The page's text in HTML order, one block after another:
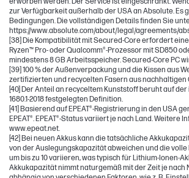
zur Verfügbarkeit außerhalb der USA an Absolute. Es
Bedingungen. Die vollständigen Details finden Sie
https://www.absolute.com/about/legal/agreements/
[38] Die Kompatibilität mit Secured-Core erfordert
Ryzen™ Pro- oder Qualcomm®-Prozessor mit SD850
mindestens 8 GB Arbeitsspeicher. Secured-Core PC
[39] 100 % der Außenverpackung und die Kissen aus
zertifizierten und recycelten Fasern aus nachhaltigen
[40] Der Anteil an recyceltem Kunststoff beruht auf der
1680.1-2018 festgelegten Definition.
[41] Basierend auf EPEAT®-Registrierung in den USA
EPEAT®. EPEAT®-Status variiert je nach Land. Weitere
www.epeat.net.
[42] Bei neuen Akkus kann die tatsächliche
von der Auslegungskapazität abweichen und die
um bis zu 10 variieren, was typisch für Lithium-Ionen-
Akkukapazität nimmt naturgemäß mit der Zeit je nach